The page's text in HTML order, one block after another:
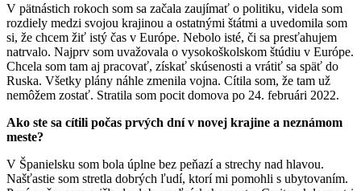
V pätnástich rokoch som sa začala zaujímať o politiku, videla som
rozdiely medzi svojou krajinou a ostatnými štátmi a uvedomila som
si, že chcem žiť istý čas v Európe. Nebolo isté, či sa presťahujem
natrvalo. Najprv som uvažovala o vysokoškolskom štúdiu v Európe.
Chcela som tam aj pracovať, získať skúsenosti a vrátiť sa späť do
Ruska. Všetky plány náhle zmenila vojna. Cítila som, že tam už
nemôžem zostať. Stratila som pocit domova po 24. februári 2022.
Ako ste sa cítili počas prvých dní v novej krajine a neznámom
meste?
V Španielsku som bola úplne bez peňazí a strechy nad hlavou.
Našťastie som stretla dobrých ľudí, ktorí mi pomohli s ubytovaním.